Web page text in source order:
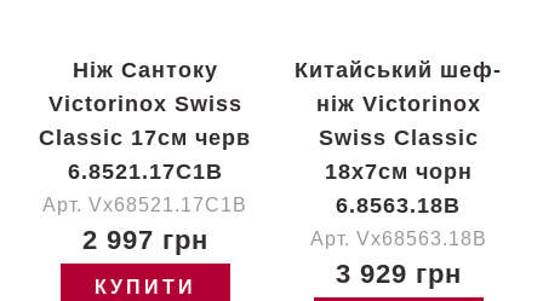
Ніж Сантоку
Victorinox Swiss
Classic 17см черв
6.8521.17C1B
Арт. Vx68521.17C1B
2 997 грн
КУПИТИ
Китайський шеф-
ніж Victorinox
Swiss Classic
18x7см чорн
6.8563.18B
Арт. Vx68563.18B
3 929 грн